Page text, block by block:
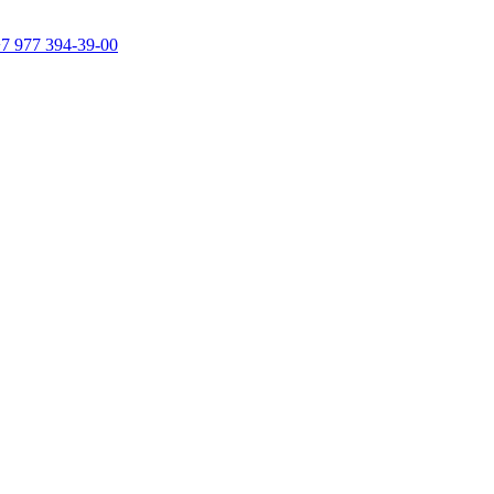
977 394-39-00